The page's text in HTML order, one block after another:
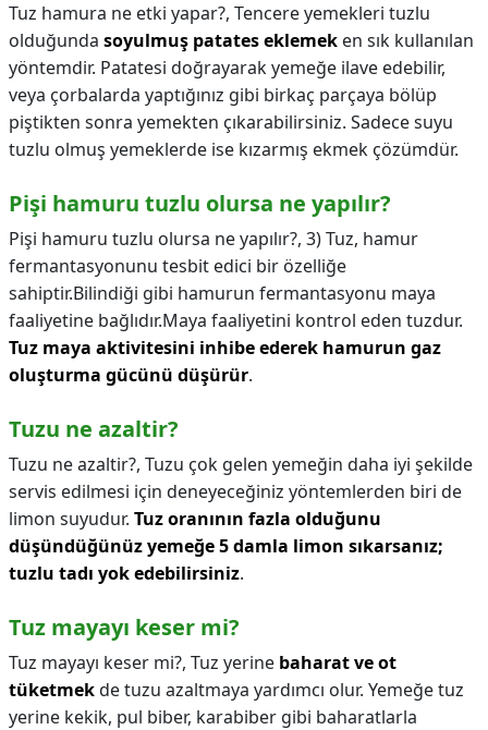
Tuz hamura ne etki yapar?, Tencere yemekleri tuzlu
olduğunda soyulmuş patates eklemek en sık kullanılan
yöntemdir. Patatesi doğrayarak yemeğe ilave edebilir,
veya çorbalarda yaptığınız gibi birkaç parçaya bölüp
piştikten sonra yemekten çıkarabilirsiniz. Sadece suyu
tuzlu olmuş yemeklerde ise kızarmış ekmek çözümdür.
Pişi hamuru tuzlu olursa ne yapılır?
Pişi hamuru tuzlu olursa ne yapılır?, 3) Tuz, hamur
fermantasyonunu tesbit edici bir özelliğe
sahiptir.Bilindiği gibi hamurun fermantasyonu maya
faaliyetine bağlıdır.Maya faaliyetini kontrol eden tuzdur.
Tuz maya aktivitesini inhibe ederek hamurun gaz
oluşturma gücünü düşürür.
Tuzu ne azaltir?
Tuzu ne azaltir?, Tuzu çok gelen yemeğin daha iyi şekilde
servis edilmesi için deneyeceğiniz yöntemlerden biri de
limon suyudur. Tuz oranının fazla olduğunu
düşündüğünüz yemeğe 5 damla limon sıkarsanız;
tuzlu tadı yok edebilirsiniz.
Tuz mayayı keser mi?
Tuz mayayı keser mi?, Tuz yerine baharat ve ot
tüketmekde tuzu azaltmaya yardımcı olur. Yemeğe tuz
yerine kekik, pul biber, karabiber gibi baharatlarla